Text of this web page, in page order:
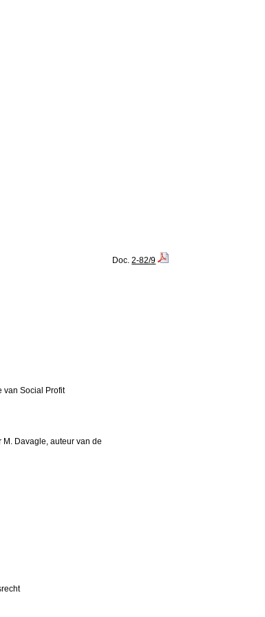
Doc.2-82/9
van Social Profit
Davagle, auteur van de